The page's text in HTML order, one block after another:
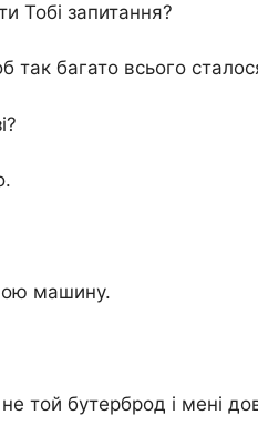
Тобі запитання?
багато всього
машину.
той бутерброд і мені